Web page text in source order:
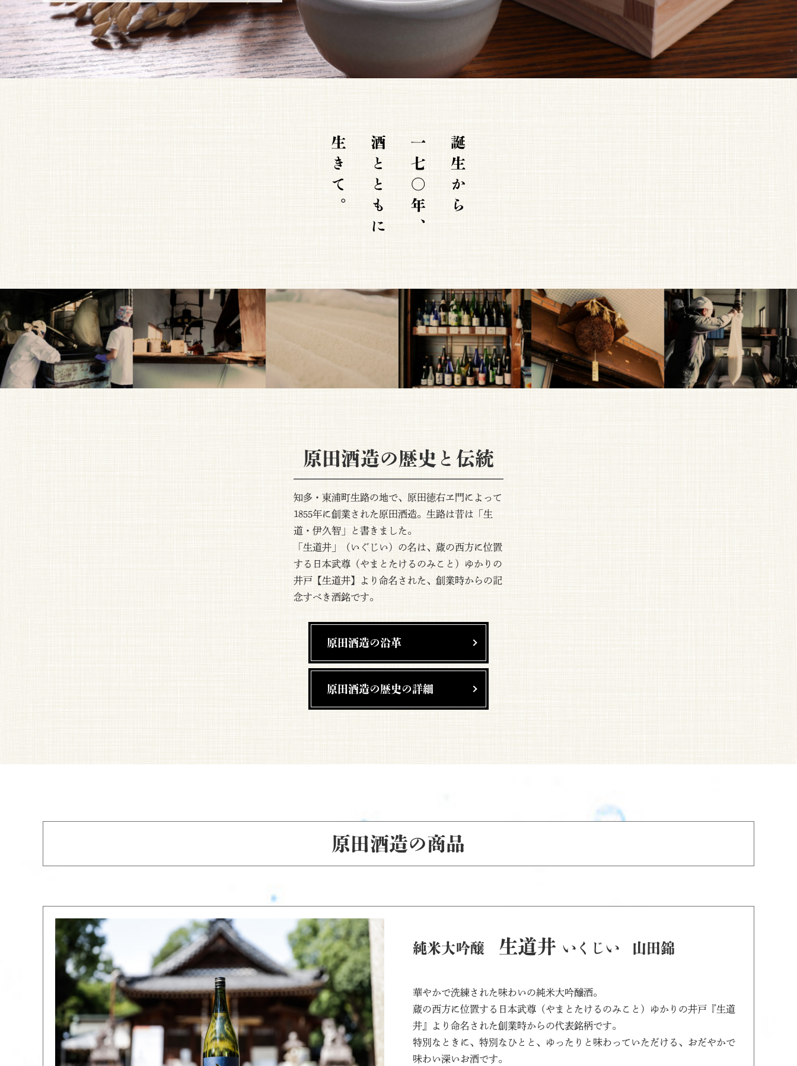
原田酒造の歴史と伝統
知多・東浦町生路の地で、原田徳右ヱ門によって
1855年に創業された原田酒造。生路は昔は「生
道・伊久智」と書きました。
「生道井」（いぐじい）の名は、蔵の西方に位置
する日本武尊（やまとたけるのみこと）ゆかりの
井戸【生道井】より命名された、創業時からの記
念すべき酒銘です。
原田酒造の沿革
原田酒造の歴史の詳細
原田酒造の商品
純米大吟醸 生道井 いくじい 山田錦
華やかで洗練された味わいの純米大吟醸酒。
蔵の西方に位置する日本武尊（やまとたけるのみこと）ゆかりの井戸『生道
井』より命名された創業時からの代表銘柄です。
特別なときに、特別なひとと、ゆったりと味わっていただける、おだやかで
味わい深いお酒です。